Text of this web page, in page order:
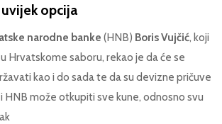
opcija
narodne banke (HNB) Boris Vujčić, koji
Hrvatskome saboru, rekao je da će se
kao i do sada te da su devizne pričuve
HNB može otkupiti sve kune, odnosno svu